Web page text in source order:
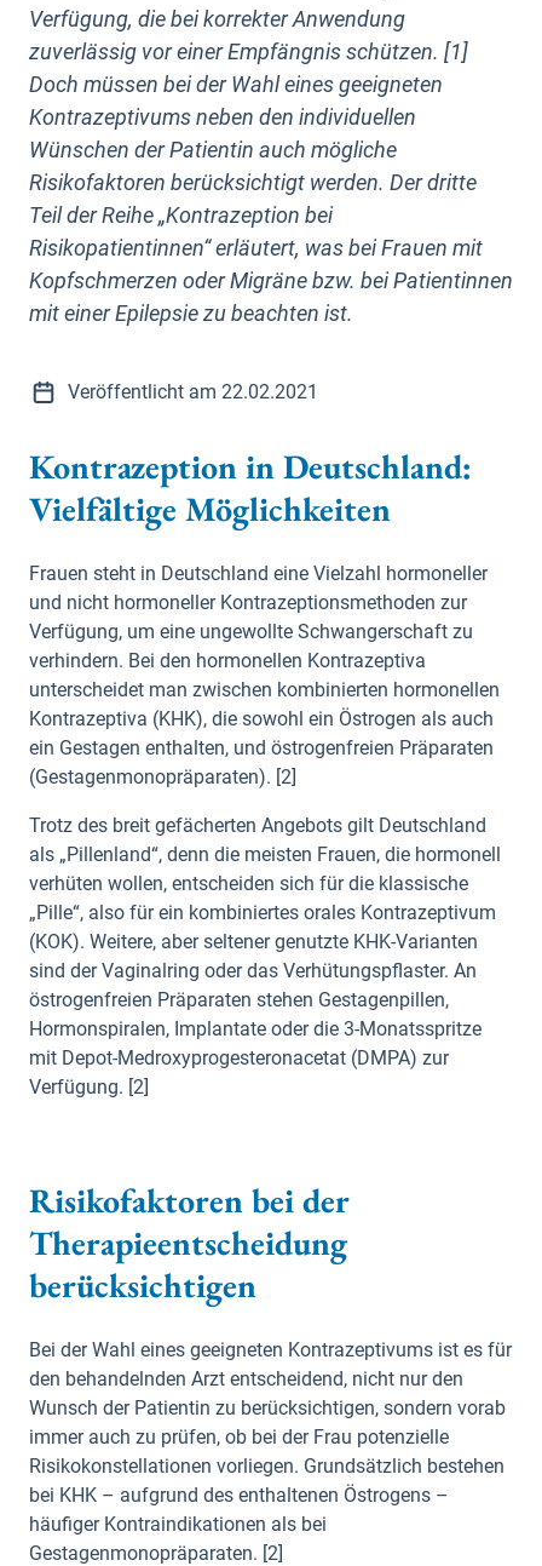
Verfügung, die bei korrekter Anwendung
zuverlässig vor einer Empfängnis schützen. [1]
Doch müssen bei der Wahl eines geeigneten
Kontrazeptivums neben den individuellen
Wünschen der Patientin auch mögliche
Risikofaktoren berücksichtigt werden. Der dritte
Teil der Reihe „Kontrazeption bei
Risikopatientinnen“ erläutert, was bei Frauen mit
Kopfschmerzen oder Migräne bzw. bei Patientinnen
mit einer Epilepsie zu beachten ist.
Veröffentlicht am 22.02.2021
Kontrazeption in Deutschland:
Vielfältige Möglichkeiten
Frauen steht in Deutschland eine Vielzahl hormoneller
und nicht hormoneller Kontrazeptionsmethoden zur
Verfügung, um eine ungewollte Schwangerschaft zu
verhindern. Bei den hormonellen Kontrazeptiva
unterscheidet man zwischen kombinierten hormonellen
Kontrazeptiva (KHK), die sowohl ein Östrogen als auch
ein Gestagen enthalten, und östrogenfreien Präparaten
(Gestagenmonopräparaten). [2]
Trotz des breit gefächerten Angebots gilt Deutschland
als „Pillenland“, denn die meisten Frauen, die hormonell
verhüten wollen, entscheiden sich für die klassische
„Pille“, also für ein kombiniertes orales Kontrazeptivum
(KOK). Weitere, aber seltener genutzte KHK-Varianten
sind der Vaginalring oder das Verhütungspflaster. An
östrogenfreien Präparaten stehen Gestagenpillen,
Hormonspiralen, Implantate oder die 3-Monatsspritze
mit Depot-Medroxyprogesteronacetat (DMPA) zur
Verfügung. [2]
Risikofaktoren bei der
Therapieentscheidung
berücksichtigen
Bei der Wahl eines geeigneten Kontrazeptivums ist es für
den behandelnden Arzt entscheidend, nicht nur den
Wunsch der Patientin zu berücksichtigen, sondern vorab
immer auch zu prüfen, ob bei der Frau potenzielle
Risikokonstellationen vorliegen. Grundsätzlich bestehen
bei KHK – aufgrund des enthaltenen Östrogens –
häufiger Kontraindikationen als bei
Gestagenmonopräparaten. [2]